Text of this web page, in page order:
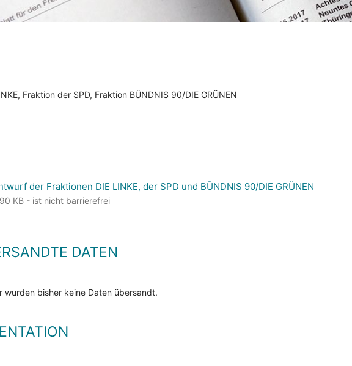
Fraktion der SPD, Fraktion BÜNDNIS 90/DIE GRÜNEN
der Fraktionen DIE LINKE, der SPD und BÜNDNIS 90/DIE GRÜNEN
KB - ist nicht barrierefrei
DATEN
wurden bisher keine Daten übersandt.